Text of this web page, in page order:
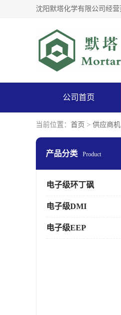
公司首页
当前位置： 首页 > 供应商机
产品分类 Product
电子级环丁砜
电子级DMI
电子级EEP